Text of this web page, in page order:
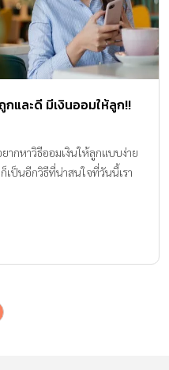
กและดี มีเงินออมให้ลูก!!
ากหาวิธีออมเงินให้ลูกแบบง่าย
เป็นอีกวิธีที่น่าสนใจที่วันนี้เรา